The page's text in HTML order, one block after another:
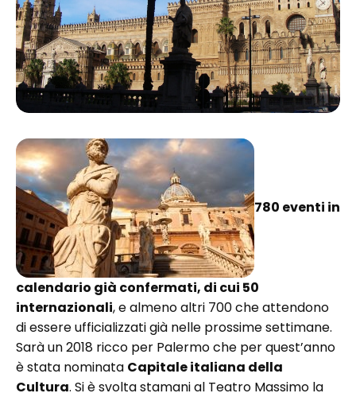
780 eventi in
calendario già confermati, di cui 50
internazionali, e almeno altri 700 che attendono
di essere ufficializzati già nelle prossime settimane.
Sarà un 2018 ricco per Palermo che per quest’anno
è stata nominata Capitale italiana della
Cultura. Si è svolta stamani al Teatro Massimo la